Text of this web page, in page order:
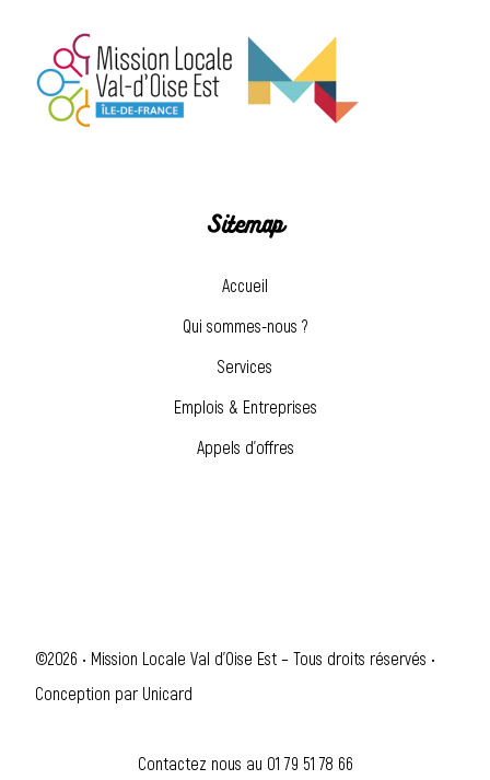
Sitemap
Accueil
Qui sommes-nous ?
Services
Emplois & Entreprises
Appels d’offres
©2026 • Mission Locale Val d'Oise Est – Tous droits réservés •
Conception par Unicard
Contactez nous au 01 79 51 78 66